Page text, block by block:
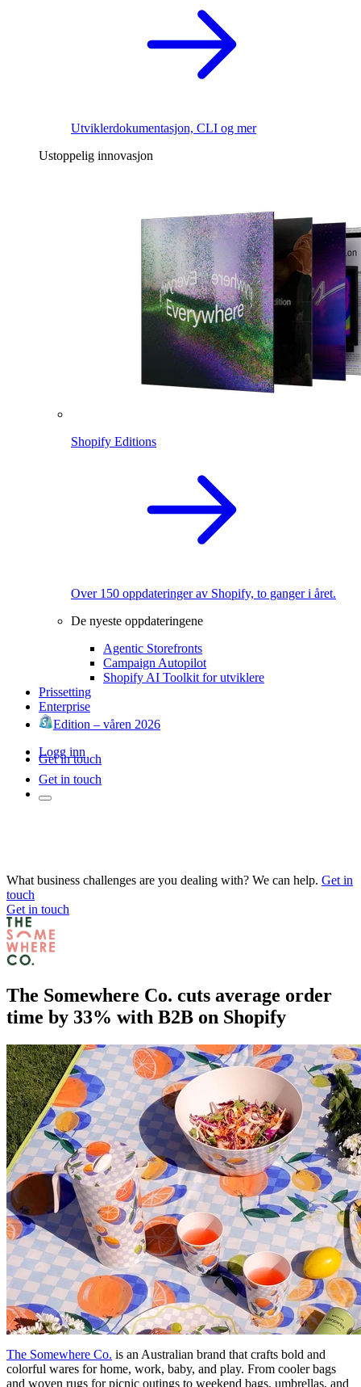
Utviklerdokumentasjon, CLI og mer
Ustoppelig innovasjon
Shopify Editions
Over 150 oppdateringer av Shopify, to ganger i året.
De nyeste oppdateringene
Agentic Storefronts
Campaign Autopilot
Shopify AI Toolkit for utviklere
Prissetting
Enterprise
Edition – våren 2026
Logg inn
Get in touch
Get in touch
What business challenges are you dealing with? We can help. Get in
touch
Get in touch
The Somewhere Co. cuts average order
time by 33% with B2B on Shopify
The Somewhere Co. is an Australian brand that crafts bold and
colorful wares for home, work, baby, and play. From cooler bags
and woven rugs for picnic outings to weekend bags, umbrellas, and